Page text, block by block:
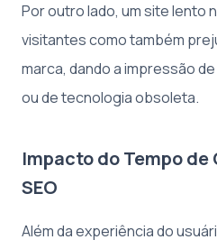
Por outro lado, um site lento
visitantes como também
marca, dando a impressão
ou de tecnologia obsoleta.
Impacto do Tempo
SEO
Além da experiência do